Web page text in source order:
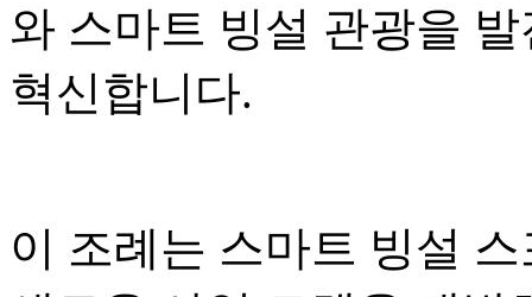
와 스마트 빙설 관광을
혁신합니다.
이 조례는 스마트 빙설